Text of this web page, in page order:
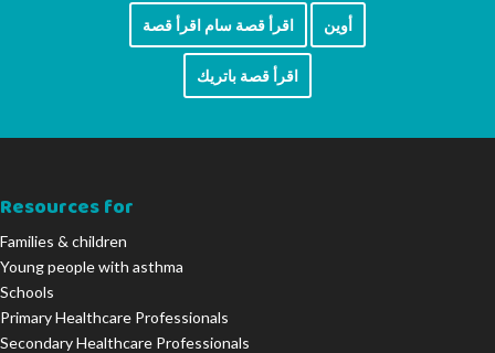
أوين اقرأ قصة سام اقرأ قصة
اقرأ قصة باتريك
Resources for
Families & children
Young people with asthma
Schools
Primary Healthcare Professionals
Secondary Healthcare Professionals